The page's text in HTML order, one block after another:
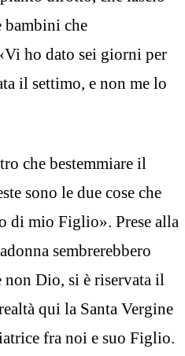
che
ho dato sei giorni per
il settimo, e non me lo
che bestemmiare il
sono le due cose che
di mio Figlio». Prese alla
sembrerebbero
non Dio, si è riservata il
qui la Santa Vergine
fra noi e suo Figlio.